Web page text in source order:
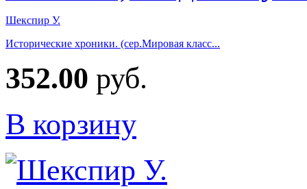
Шекспир У.
Исторические хроники. (сер.Мировая класс...
352.00 руб.
В корзину